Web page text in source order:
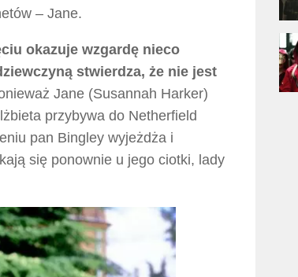
– Jane.
okazuje wzgardę nieco
stwierdza, że nie jest
Jane (Susannah Harker)
przybywa do Netherfield
pan Bingley wyjeżdża i
się ponownie u jego ciotki, lady